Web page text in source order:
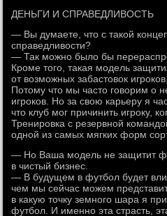
ДЕНЬГИ И СПРАВЕДЛИВОСТЬ
— Вы думаете, что с такой
справедливости?
— Так можно было бы
Кроме того, такая модель
от возможных забастовок
Потому что мы часто говорим о
игроков. Но за свою карьеру я
что клуб мог причинить игроку,
Тренировка с резервной
одной из самых мягких форм
— Но Ваша модель не защитит
в чистый бизнес.
— В будущем в футбол будет
чем мы сейчас можем
в какую точку земного шара я
футбол. И именно эта страсть,